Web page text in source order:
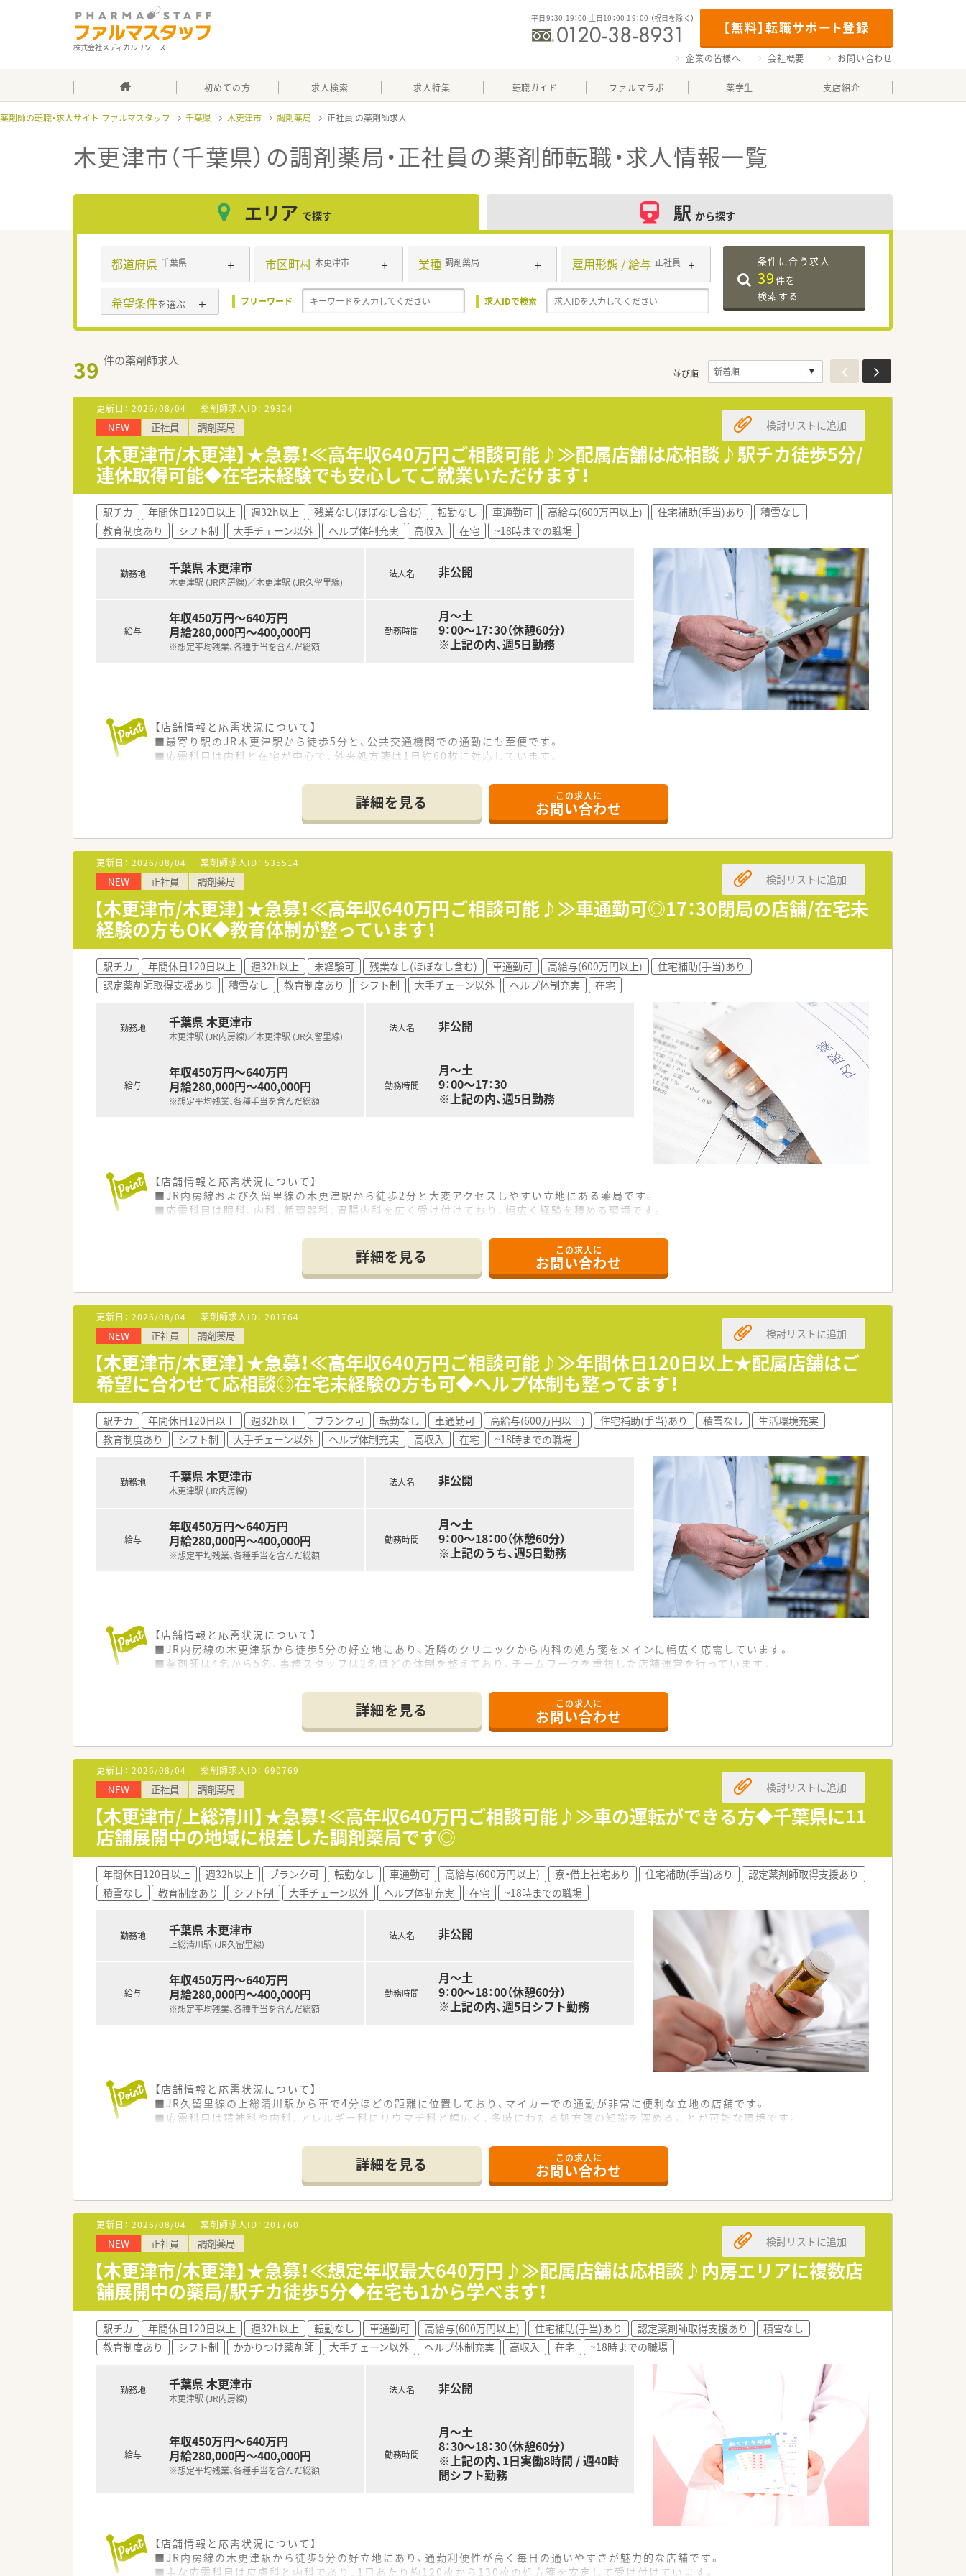
株式会社メディカルリソース
【無料】転職サポート登録
平日9：30-19：00 土日10：00-19：00 （祝日を除く）
企業の皆様へ 会社概要 お問い合わせ
初めての方 求人検索 求人特集 転職ガイド ファルマラボ 薬学生 支店紹介
薬剤師の転職・求人サイト ファルマスタッフ 千葉県 木更津市 調剤薬局 正社員
木更津市（千葉県）の調剤薬局・正社員の薬剤師転職・求人情報一覧
エリア で探す 駅 から探す
都道府県 千葉県 市区町村 木更津市 業種 調剤薬局 雇用形態 / 給与 正社員
希望条件を選ぶ フリーワード 求人IDで検索
条件に合う求人
39件を
検索する
39 件の薬剤師求人
並び順
更新日： 2026/08/04 薬剤師求人ID： 29324
NEW 正社員 調剤薬局
【木更津市/木更津】★急募！≪高年収640万円ご相談可能♪≫配属店舗は応相談♪駅チカ徒歩5分/
連休取得可能◆在宅未経験でも安心してご就業いただけます！
検討リストに追加
駅チカ 年間休日120日以上 週32h以上 残業なし(ほぼなし含む) 転勤なし 車通勤可 高給与(600万円以上) 住宅補助(手当)あり
積雪なし
教育制度あり
シフト制 大手チェーン以外 ヘルプ体制充実 高収入 在宅 ~18時までの職場
勤務地 千葉県 木更津市
木更津駅 (JR内房線)／木更津駅 (JR久留里線)
給与
年収450万円～640万円
月給280,000円～400,000円
※想定平均残業、各種手当を含んだ総額
法人名 非公開
勤務時間
月～土
9：00～17：30（休憩60分）
※上記の内、週5日勤務
【店舗情報と応需状況について】
■最寄り駅のJR木更津駅から徒歩5分と、公共交通機関での通勤にも至便です。
■応需科目は内科と在宅が中心で、外来処方箋は1日約60枚に対応しています。
■千葉県の内房線沿線に11店舗を展開し、地域医療に深く貢献している薬局です。
■地域の在宅医療を牽引する存在として、ドクターや看護師と密な連携を築いています。
■iPadでの薬歴入力や自動監査システムなど、業務効率化への設備投資を積極的に行っています。
【想定されるキャリアイメージ】
■未経験からでも体系的な指導を受け、在宅医療のプロフェッショナルを目指せます。
■多職種連携の最前線で活躍することで、高度なコミュニケーション能力が身につきます。
■病院やMR出身など、多様なバックグラウンドを持つ先輩から刺激を受け成長できます。
【想定されるモデル年収】
■これまでのご経験や前職の給与を十分に考慮し、ご納得いただける年収を提示します。
■在宅医療に深く貢献し、ラウンダー勤務なども担うことで高年収を目指すことが可能です。
■調剤未経験でスタートする場合でも、年収450万円台からキャリアを築いていけます。
詳細を見る この求人に
お問い合わせ
更新日： 2026/08/04 薬剤師求人ID： 535514
NEW 正社員 調剤薬局
【木更津市/木更津】★急募！≪高年収640万円ご相談可能♪≫車通勤可◎17：30閉局の店舗/在宅未
経験の方もOK◆教育体制が整っています！
検討リストに追加
駅チカ 年間休日120日以上 週32h以上 未経験可 残業なし(ほぼなし含む) 車通勤可 高給与(600万円以上)
住宅補助(手当)あり
認定薬剤師取得支援あり
積雪なし 教育制度あり シフト制 大手チェーン以外 ヘルプ体制充実 在宅
勤務地 千葉県 木更津市
木更津駅 (JR内房線)／木更津駅 (JR久留里線)
給与
年収450万円～640万円
月給280,000円～400,000円
※想定平均残業、各種手当を含んだ総額
法人名 非公開
勤務時間
月～土
9：00〜17：30
※上記の内、週5日勤務
【店舗情報と応需状況について】
■JR内房線および久留里線の木更津駅から徒歩2分と大変アクセスしやすい立地にある薬局です。
■応需科目は眼科、内科、循環器科、胃腸内科を広く受け付けており、幅広く経験を積める環境です。
■千葉県の内房線沿いである市原・袖ヶ浦・木更津・君津・館山に11店舗を展開している地域密着型の調剤薬局です。
■内房エリアにおいて在宅医療に深く根差しており、地域では在宅といえば法人名が挙がるほどの高い実績があります。
■経営層は全員薬剤師であるため、現場の状況や専門的な悩みに対する理解とサポート体制が整っています。
【勤務実態について】
■年間休日120日以上！日祝ともう1日が休みの週休2日制でございます。
■薬剤師の働きやすさを重視しており、残業は1分単位で支給され、無駄なく勤務した分だけ評価されます。
■ご家庭の状況や体調面を考慮した勤務時間や環境の変更も相談可能で、柔軟な働き方が検討できます。
【やりがい/おすすめポイント】
■内房エリアにおける居宅在宅で8割のシェアを占め、質の高い在宅医療の経験を積めることが大きな魅力です。
■がん末期患者の9割の対応実績があるため、終末期医療や看取りまで深く関わる大変やりがいのある仕事です。
■医師や看護師との往診同行を通じて、多職種連携を深めながら対等な立場で業務に携われるのが特徴です。
詳細を見る この求人に
お問い合わせ
更新日： 2026/08/04 薬剤師求人ID： 201764
NEW 正社員 調剤薬局
【木更津市/木更津】★急募！≪高年収640万円ご相談可能♪≫年間休日120日以上★配属店舗はご
希望に合わせて応相談◎在宅未経験の方も可◆ヘルプ体制も整ってます！
検討リストに追加
駅チカ 年間休日120日以上 週32h以上 ブランク可 転勤なし 車通勤可 高給与(600万円以上) 住宅補助(手当)あり 積雪なし
生活環境充実
教育制度あり
シフト制 大手チェーン以外 ヘルプ体制充実 高収入 在宅 ~18時までの職場
勤務地 千葉県 木更津市
木更津駅 (JR内房線)
給与
年収450万円～640万円
月給280,000円～400,000円
※想定平均残業、各種手当を含んだ総額
法人名 非公開
勤務時間
月～土
9：00～18：00（休憩60分）
※上記のうち、週5日勤務
【店舗情報と応需状況について】
■JR内房線の木更津駅から徒歩5分の好立地にあり、近隣のクリニックから内科の処方箋をメインに幅広く応需しています。
■薬剤師は4名から5名、事務スタッフは2名ほどの体制を整えており、チームワークを重視した店舗運営を行っています。
■内房エリアでの在宅ニーズ拡大に伴う増員募集です。特に在宅業務に対して興味をお持ちの方を募集しています。
■MR出身者や病院経験のみの未経験の方も歓迎しており、新しい環境で一から挑戦したいという素直な方を求めています。
■車の運転が必須となるため、フットワークが軽く地域のために自ら行動できる柔軟な考えの方にぜひお会いしたいです。
【法人特徴について】
■千葉県の内房線沿いを中心に11店舗を展開しており、地域に根差した在宅対応といえば名前が挙がるほどの知名度です。
■クリーンベンチや全自動分包機などの設備投資に積極的で、業務の効率化と高度な調剤の両立を法人として推進しています。
■経営層が全員薬剤師であるため現場への理解が深く、困ったときには互いに助け合えるヘルプ体制を構築しています。
詳細を見る この求人に
お問い合わせ
更新日： 2026/08/04 薬剤師求人ID： 690769
NEW 正社員 調剤薬局
【木更津市/上総清川】★急募！≪高年収640万円ご相談可能♪≫車の運転ができる方◆千葉県に11
店舗展開中の地域に根差した調剤薬局です◎
検討リストに追加
年間休日120日以上 週32h以上 ブランク可 転勤なし 車通勤可 高給与(600万円以上) 寮・借上社宅あり 住宅補助(手当)あり
認定薬剤師取得支援あり
積雪なし
教育制度あり シフト制 大手チェーン以外 ヘルプ体制充実 在宅 ~18時までの職場
勤務地 千葉県 木更津市
上総清川駅 (JR久留里線)
給与
年収450万円～640万円
月給280,000円～400,000円
※想定平均残業、各種手当を含んだ総額
法人名 非公開
勤務時間
月～土
9：00～18：00（休憩60分）
※上記の内、週5日シフト勤務
【店舗情報と応需状況について】
■JR久留里線の上総清川駅から車で4分ほどの距離に位置しており、マイカーでの通勤が非常に便利な立地の店舗です。
■応需科目は精神科や内科、アレルギー科にリウマチ科と幅広く、多岐にわたる処方箋の知識を深めることが可能な環境です。
■千葉県の内房エリアを中心に11店舗を展開しており、地域住民の健康を支える在宅医療のパイオニアとして知られています。
■「内房の在宅といえばこの会社」と言われるほど圧倒的なシェアを誇り、医師や看護師との強固な信頼関係を築いています。
■経営層が全員薬剤師であるため、現場の課題や悩みに寄り添った迅速な意思決定とサポート体制が整っているのが特徴です。
【勤務実態について】
■外来での調剤や服薬指導に加えて、居宅や施設への訪問薬剤管理指導、往診への同行など在宅業務全般を担当します。
■残業時間は個人の状況に合わせて調整が可能であり、1分単位で支給されるため働いた分だけしっかりと還元される仕組みです。
■自宅から30分圏内での配属を想定しており、通勤の負担を最小限に抑えながら地域に貢献できる体制が整っています。
詳細を見る この求人に
お問い合わせ
更新日： 2026/08/04 薬剤師求人ID： 201760
NEW 正社員 調剤薬局
【木更津市/木更津】★急募！≪想定年収最大640万円♪≫配属店舗は応相談♪内房エリアに複数店
舗展開中の薬局/駅チカ徒歩5分◆在宅も1から学べます！
検討リストに追加
駅チカ 年間休日120日以上 週32h以上 転勤なし 車通勤可 高給与(600万円以上) 住宅補助(手当)あり 認定薬剤師取得支援あり
積雪なし
教育制度あり
シフト制 かかりつけ薬剤師 大手チェーン以外 ヘルプ体制充実 高収入 在宅 ~18時までの職場
勤務地 千葉県 木更津市
木更津駅 (JR内房線)
給与
年収450万円～640万円
月給280,000円～400,000円
※想定平均残業、各種手当を含んだ総額
法人名 非公開
勤務時間
月～土
8：30〜18：30（休憩60分）
※上記の内、1日実働8時間 / 週40時
間シフト勤務
【店舗情報と応需状況について】
■JR内房線の木更津駅から徒歩5分の好立地にあり、通勤利便性が高く毎日の通いやすさが魅力的な店舗です。
■主な応需科目は皮膚科と内科であり、1日あたり約120枚から130枚の処方箋を安定して受け付けています。